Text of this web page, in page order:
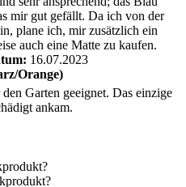
mir gut gefällt. Da ich von der
plane ich, mir zusätzlich ein
auch eine Matte zu kaufen.
16.07.2023
Orange)
Garten geeignet. Das einzige
ankam.